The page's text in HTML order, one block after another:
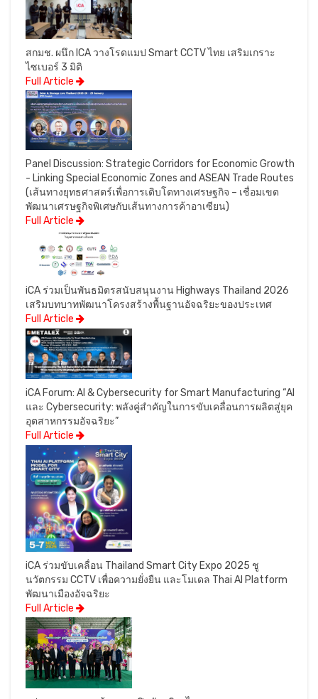
สกมช. ผนึก ICA วางโรดแมป Smart CCTV ไทย เสริมเกราะ
ไซเบอร์ 3 มิติ
Full Article
Panel Discussion: Strategic Corridors for Economic Growth
- Linking Special Economic Zones and ASEAN Trade Routes
(เส้นทางยุทธศาสตร์เพื่อการเติบโตทางเศรษฐกิจ – เชื่อมเขต
พัฒนาเศรษฐกิจพิเศษกับเส้นทางการค้าอาเซียน)
Full Article
iCA ร่วมเป็นพันธมิตรสนับสนุนงาน Highways Thailand 2026
เสริมบทบาทพัฒนาโครงสร้างพื้นฐานอัจฉริยะของประเทศ
Full Article
iCA Forum: AI & Cybersecurity for Smart Manufacturing “AI
และ Cybersecurity: พลังคู่สำคัญในการขับเคลื่อนการผลิตสู่ยุค
อุตสาหกรรมอัจฉริยะ”
Full Article
iCA ร่วมขับเคลื่อน Thailand Smart City Expo 2025 ชู
นวัตกรรม CCTV เพื่อความยั่งยืน และโมเดล Thai AI Platform
พัฒนาเมืองอัจฉริยะ
Full Article